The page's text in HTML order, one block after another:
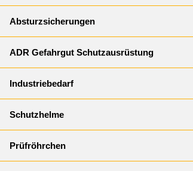
Absturzsicherungen
ADR Gefahrgut Schutzausrüstung
Industriebedarf
Schutzhelme
Prüfröhrchen